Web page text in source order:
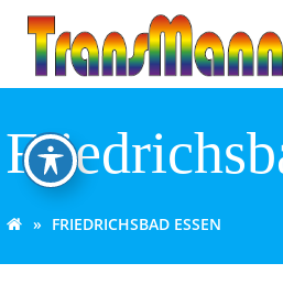
Inhalt
FRIEDRICHSBAD ESSEN